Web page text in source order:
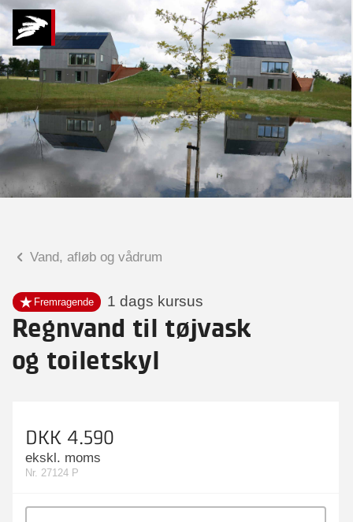
Vand, afløb og vådrum
Fremragende 1 dags kursus
Regnvand til tøjvask
og toiletskyl
DKK 4.590
ekskl. moms
Nr. 27124 P
Praktiske spørgsmål
Spørgsmål til tilmelding, forplejning,
afholdelsessted m.m.
Leon Steen Buhl
Hvad kan vi hjælpe
dig med?